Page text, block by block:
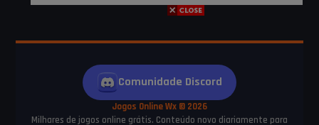
Comunidade Discord
Jogos Online Wx © 2026
Milhares de jogos online grátis. Conteúdo novo diariamente para